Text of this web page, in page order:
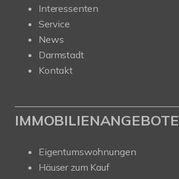
Interessenten
Service
News
Darmstadt
Kontakt
IMMOBILIENANGEBOTE
Eigentumswohnungen
Häuser zum Kauf